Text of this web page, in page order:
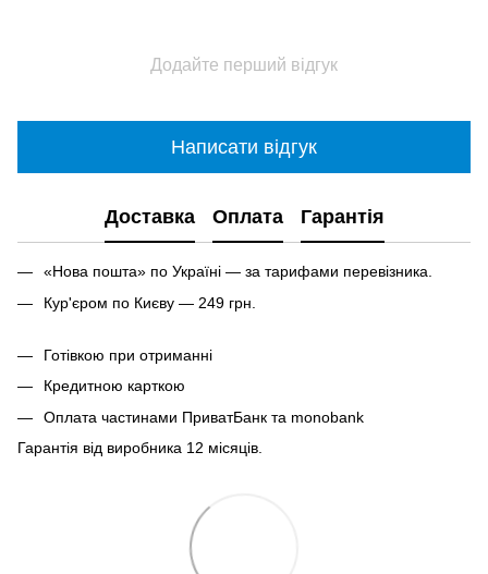
Додайте перший відгук
Написати відгук
Доставка Оплата Гарантія
«Нова пошта» по Україні — за тарифами перевізника.
Кур'єром по Києву — 249 грн.
Готівкою при отриманні
Кредитною карткою
Оплата частинами ПриватБанк та monobank
Гарантія від виробника 12 місяців.